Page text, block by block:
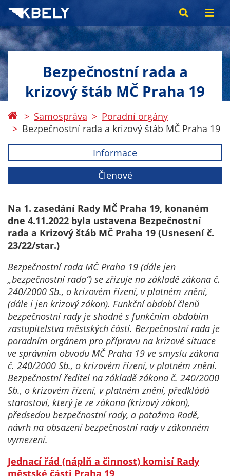
Bezpečnostní rada a
krizový štáb MČ Praha 19
Samospráva
Poradní orgány
Bezpečnostní rada a krizový štáb MČ Praha 19
Informace
Členové
Na 1. zasedání Rady MČ Praha 19, konaném
dne 4.11.2022 byla ustavena Bezpečnostní
rada a Krizový štáb MČ Praha 19 (Usnesení č.
23/22/star.)
Bezpečnostní rada MČ Praha 19 (dále jen
„bezpečnostní rada“) se zřizuje na základě zákona č.
240/2000 Sb., o krizovém řízení, v platném znění,
(dále i jen krizový zákon). Funkční období členů
bezpečnostní rady je shodné s funkčním obdobím
zastupitelstva městských částí. Bezpečnostní rada je
poradním orgánem pro přípravu na krizové situace
ve správním obvodu MČ Praha 19 ve smyslu zákona
č. 240/2000 Sb., o krizovém řízení, v platném znění.
Bezpečnostní ředitel na základě zákona č. 240/2000
Sb., o krizovém řízení, v platném znění, předkládá
starostovi, který je ze zákona (krizový zákon),
předsedou bezpečnostní rady, a potažmo Radě,
návrh na obsazení bezpečnostní rady v zákonném
vymezení.
Jednací řád (náplň a činnost) komisí Rady
městské části Praha 19
Technické
cookies jsou
nezbytné pro
správné
fungování
webu a všech
funkcí, které
nabízí.
Nepožadujeme
Váš souhlas s
využitím
technických
cookies na
našem webu. Z
tohoto důvodu
nemohou být